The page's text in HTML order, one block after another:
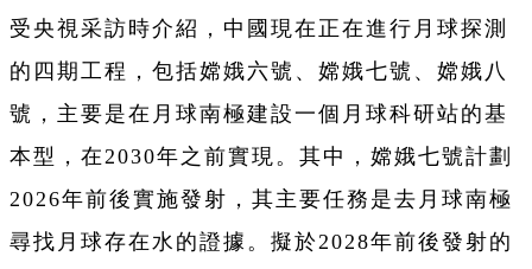
受央視采訪時介紹，中國現在正在進行月球探測
的四期工程，包括嫦娥六號、嫦娥七號、嫦娥八
號，主要是在月球南極建設一個月球科研站的基
本型，在2030年之前實現。其中，嫦娥七號計劃
2026年前後實施發射，其主要任務是去月球南極
尋找月球存在水的證據。擬於2028年前後發射的